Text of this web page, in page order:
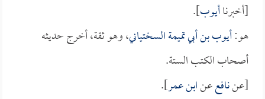
[أخبرناأيوب].
هو:أيوب بن أبي تميمة السختياني، وهو ثقة، أخرج حديثه
أصحاب الكتب الستة.
[عننافععنابن عمر].